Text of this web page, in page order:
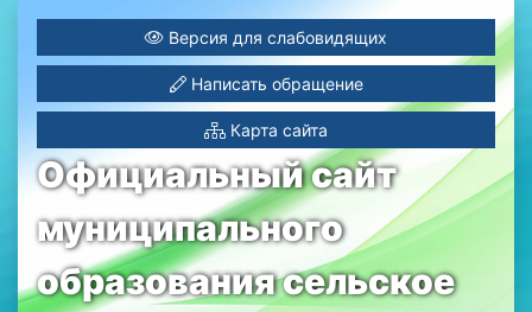
Официальный сайт
муниципального
образования сельское
Версия для слабовидящих
Написать обращение
Карта сайта